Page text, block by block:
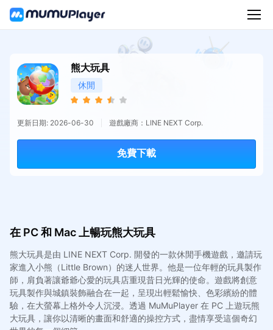
熊大玩具
休閒
更新日期: 2026-06-30 遊戲廠商：LINE NEXT Corp.
免費下載
在 PC 和 Mac 上暢玩熊大玩具
熊大玩具是由 LINE NEXT Corp. 開發的一款休閒手機遊戲，邀請玩
家進入小熊（Little Brown）的迷人世界。他是一位年輕的玩具製作
師，肩負著讓爺爺心愛的玩具店重現昔日光輝的使命。遊戲將創意
玩具製作與城鎮裝飾融合在一起，呈現出輕鬆愉快、色彩繽紛的體
驗，在大螢幕上格外令人沉浸。透過 MuMuPlayer 在 PC 上遊玩熊
大玩具，讓你以清晰的畫面和舒適的操控方式，盡情享受這個奇幻